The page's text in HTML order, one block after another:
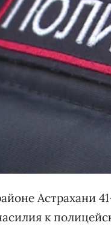
Астрахани
к